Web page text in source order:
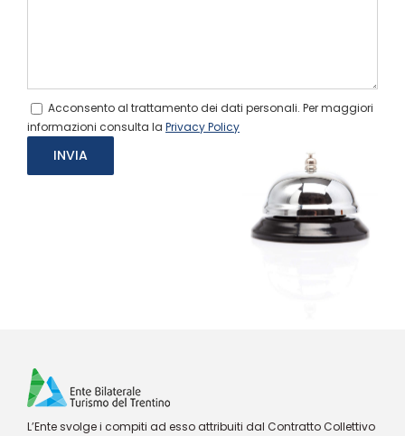
Acconsento al trattamento dei dati personali. Per maggiori
informazioni consulta la Privacy Policy
L’Ente svolge i compiti ad esso attribuiti dal Contratto Collettivo